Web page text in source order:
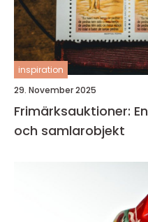
inspiration
29. November 2025
Frimärksauktioner:
och samlarobjekt